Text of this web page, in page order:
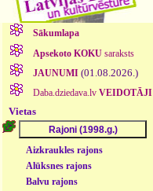
Sākumlapa
Apsekoto KOKUsaraksts
JAUNUMI (01.08.2026.)
Daba.dziedava.lv VEIDOTĀJI
Vietas
Aizkraukles rajons
Alūksnes rajons
Balvu rajons